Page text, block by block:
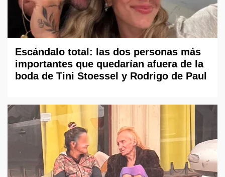
Escándalo total: las dos personas más
importantes que quedarían afuera de la
boda de Tini Stoessel y Rodrigo de Paul